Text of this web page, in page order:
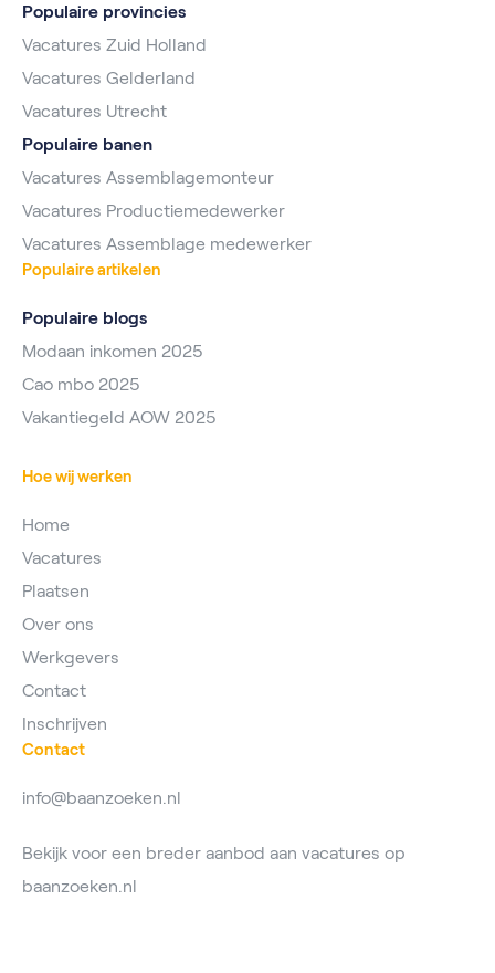
Populaire provincies
Vacatures Zuid Holland
Vacatures Gelderland
Vacatures Utrecht
Populaire banen
Vacatures Assemblagemonteur
Vacatures Productiemedewerker
Vacatures Assemblage medewerker
Populaire artikelen
Populaire blogs
Modaan inkomen 2025
Cao mbo 2025
Vakantiegeld AOW 2025
Hoe wij werken
Home
Vacatures
Plaatsen
Over ons
Werkgevers
Contact
Inschrijven
Contact
info@baanzoeken.nl
Bekijk voor een breder aanbod aan vacatures op
baanzoeken.nl